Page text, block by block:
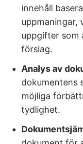
innehåll
uppmaningar,
uppgifter som
förslag.
Analys av
dokumentens
möjliga
tydlighet.